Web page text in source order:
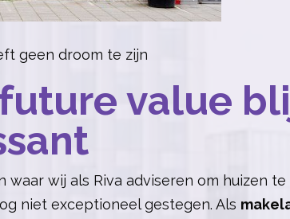
geen droom te zijn
value
wij als Riva adviseren om huizen
niet exceptioneel gestegen. Als